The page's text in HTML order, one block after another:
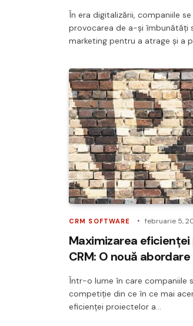
În era digitalizării, companiile
provocarea de a-și îmbunătăți
marketing pentru a atrage și a
CRM SOFTWARE februarie 5,
Maximizarea
CRM: O nouă abordare
Într-o lume în care companiile
competiție din ce în ce mai
eficienței proiectelor a…